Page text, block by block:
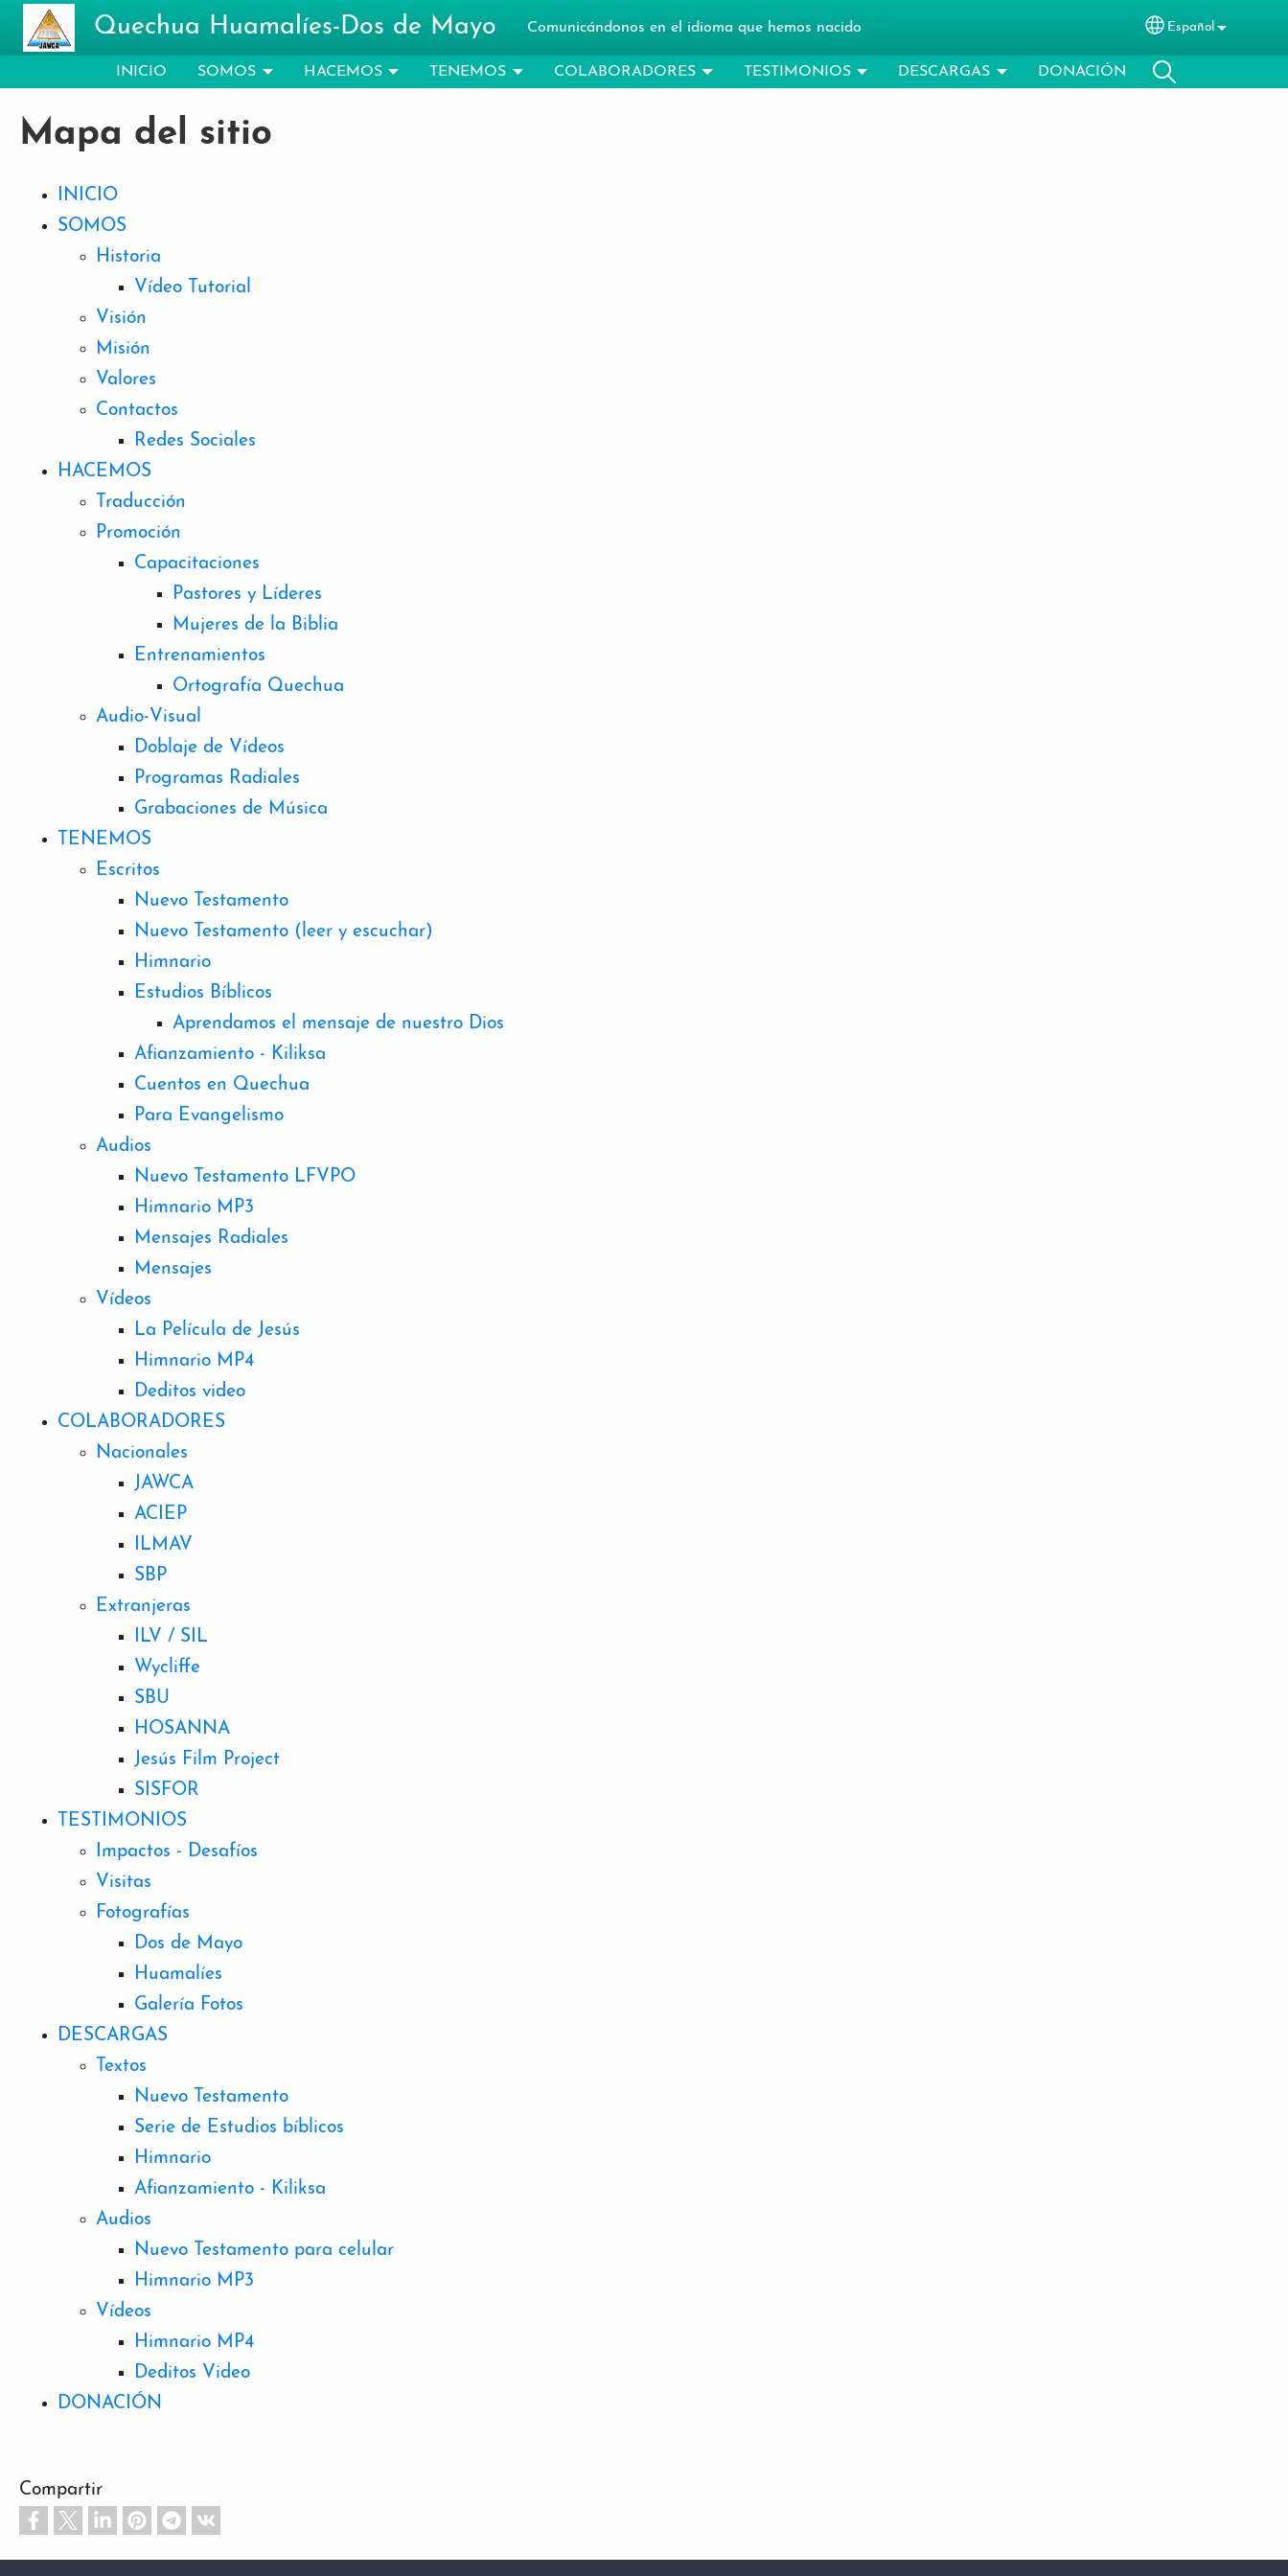
Pasar al contenido principal
Quechua Huamalíes-Dos de Mayo Comunicándonos en el idioma que hemos nacido Select your
Español
INICIO SOMOS HACEMOS TENEMOS COLABORADORES TESTIMONIOS DESCARGAS DONACIÓN
Mapa del sitio
INICIO
SOMOS
Historia
Vídeo Tutorial
Visión
Misión
Valores
Contactos
Redes Sociales
HACEMOS
Traducción
Promoción
Capacitaciones
Pastores y Líderes
Mujeres de la Biblia
Entrenamientos
Ortografía Quechua
Audio-Visual
Doblaje de Vídeos
Programas Radiales
Grabaciones de Música
TENEMOS
Escritos
Nuevo Testamento
Nuevo Testamento (leer y escuchar)
Himnario
Estudios Bíblicos
Aprendamos el mensaje de nuestro Dios
Afianzamiento - Kiliksa
Cuentos en Quechua
Para Evangelismo
Audios
Nuevo Testamento LFVPO
Himnario MP3
Mensajes Radiales
Mensajes
Vídeos
La Película de Jesús
Himnario MP4
Deditos video
COLABORADORES
Nacionales
JAWCA
ACIEP
ILMAV
SBP
Extranjeras
ILV / SIL
Wycliffe
SBU
HOSANNA
Jesús Film Project
SISFOR
TESTIMONIOS
Impactos - Desafíos
Visitas
Fotografías
Dos de Mayo
Huamalíes
Galería Fotos
DESCARGAS
Textos
Nuevo Testamento
Serie de Estudios bíblicos
Himnario
Afianzamiento - Kiliksa
Audios
Nuevo Testamento para celular
Himnario MP3
Vídeos
Himnario MP4
Deditos Video
DONACIÓN
Compartir